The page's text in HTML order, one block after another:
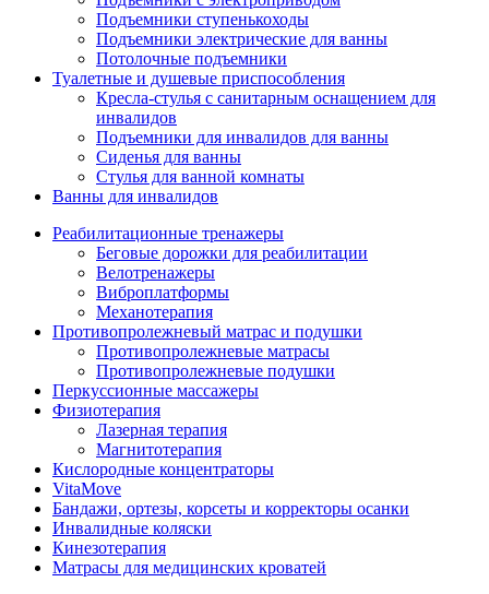
Подъемники ступенькоходы
Подъемники электрические для ванны
Потолочные подъемники
Туалетные и душевые приспособления
Кресла-стулья с санитарным оснащением для
инвалидов
Подъемники для инвалидов для ванны
Сиденья для ванны
Стулья для ванной комнаты
Ванны для инвалидов
Реабилитационные тренажеры
Беговые дорожки для реабилитации
Велотренажеры
Виброплатформы
Механотерапия
Противопролежневый матрас и подушки
Противопролежневые матрасы
Противопролежневые подушки
Перкуссионные массажеры
Физиотерапия
Лазерная терапия
Магнитотерапия
Кислородные концентраторы
VitaMove
Бандажи, ортезы, корсеты и корректоры осанки
Инвалидные коляски
Кинезотерапия
Матрасы для медицинских кроватей